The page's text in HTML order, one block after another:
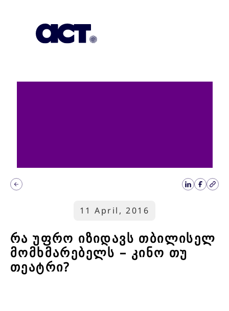
11 April, 2016
რა უფრო იზიდავს თბილისელ
მომხმარებელს – კინო თუ
თეატრი?